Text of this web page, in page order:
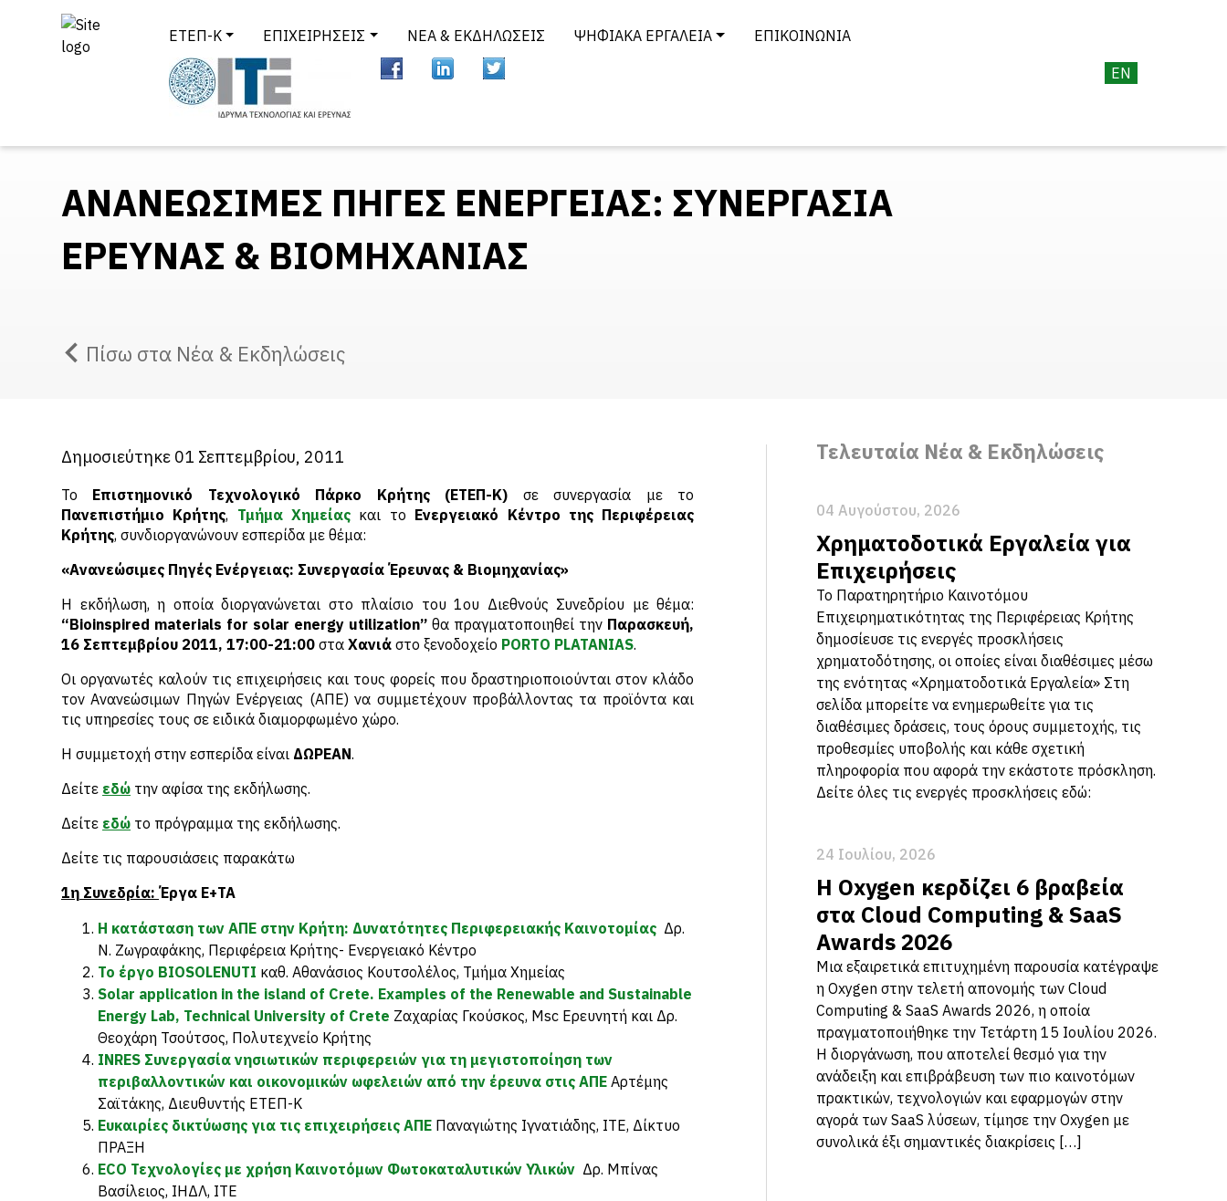
ΕΤΕΠ-Κ ΕΠΙΧΕΙΡΗΣΕΙΣ ΝΈΑ & ΕΚΔΗΛΏΣΕΙΣ ΨΗΦΙΑΚΆ ΕΡΓΑΛΕΊΑ ΕΠΙΚΟΙΝΩΝΊΑ
EN
ΑΝΑΝΕΩΣΙΜΕΣ ΠΗΓΕΣ ΕΝΕΡΓΕΙΑΣ: ΣΥΝΕΡΓΑΣΙΑ
ΕΡΕΥΝΑΣ & ΒΙΟΜΗΧΑΝΙΑΣ
Πίσω στα Νέα & Εκδηλώσεις
Δημοσιεύτηκε 01 Σεπτεμβρίου, 2011
Το Επιστημονικό Τεχνολογικό Πάρκο Κρήτης (ΕΤΕΠ-Κ) σε συνεργασία με το
Πανεπιστήμιο Κρήτης, Τμήμα Χημείας και το Ενεργειακό Κέντρο της Περιφέρειας
Κρήτης, συνδιοργανώνουν εσπερίδα με θέμα:
«Ανανεώσιμες Πηγές Ενέργειας: Συνεργασία Έρευνας & Βιομηχανίας»
Η εκδήλωση, η οποία διοργανώνεται στο πλαίσιο του 1ου Διεθνούς Συνεδρίου με θέμα:
“Bioinspired materials for solar energy utilization”θα πραγματοποιηθεί την Παρασκευή,
16 Σεπτεμβρίου 2011, 17:00-21:00 στα Χανιά στο ξενοδοχείο PORTO PLATANIAS.
Οι οργανωτές καλούν τις επιχειρήσεις και τους φορείς που δραστηριοποιούνται στον κλάδο
τον Ανανεώσιμων Πηγών Ενέργειας (AΠE) να συμμετέχουν προβάλλοντας τα προϊόντα και
τις υπηρεσίες τους σε ειδικά διαμορφωμένο χώρο.
Η συμμετοχή στην εσπερίδα είναι ΔΩΡΕΑΝ.
Δείτε εδώ την αφίσα της εκδήλωσης.
Δείτε εδώ το πρόγραμμα της εκδήλωσης.
Δείτε τις παρουσιάσεις παρακάτω
1η Συνεδρία: Έργα Ε+ΤΑ
Η κατάσταση των ΑΠΕ στην Κρήτη: Δυνατότητες Περιφερειακής Καινοτομίας Δρ.
Ν. Ζωγραφάκης, Περιφέρεια Κρήτης- Ενεργειακό Κέντρο
Το έργο BIOSOLENUTI καθ. Αθανάσιος Κουτσολέλος, Τμήμα Χημείας
Solar application in the island of Crete. Examples of the Renewable and Sustainable
Energy Lab, Technical University of Crete Ζαχαρίας Γκούσκος, Μsc Ερευνητή και Δρ.
Θεοχάρη Τσούτσος, Πολυτεχνείο Κρήτης
INRES Συνεργασία νησιωτικών περιφερειών για τη μεγιστοποίηση των
περιβαλλοντικών και οικονομικών ωφελειών από την έρευνα στις ΑΠΕ Αρτέμης
Σαϊτάκης, Διευθυντής ΕΤΕΠ-Κ
Ευκαιρίες δικτύωσης για τις επιχειρήσεις ΑΠΕ Παναγιώτης Ιγνατιάδης, ΙΤΕ, Δίκτυο
ΠΡΑΞΗ
ECO Τεχνολογίες με χρήση Καινοτόμων Φωτοκαταλυτικών Υλικών Δρ. Μπίνας
Βασίλειος, ΙΗΔΛ, ITE
Τελευταία Νέα & Εκδηλώσεις
04 Αυγούστου, 2026
Χρηματοδοτικά Εργαλεία για
Επιχειρήσεις
Το Παρατηρητήριο Καινοτόμου
Επιχειρηματικότητας της Περιφέρειας Κρήτης
δημοσίευσε τις ενεργές προσκλήσεις
χρηματοδότησης, οι οποίες είναι διαθέσιμες μέσω
της ενότητας «Χρηματοδοτικά Εργαλεία» Στη
σελίδα μπορείτε να ενημερωθείτε για τις
διαθέσιμες δράσεις, τους όρους συμμετοχής, τις
προθεσμίες υποβολής και κάθε σχετική
πληροφορία που αφορά την εκάστοτε πρόσκληση.
Δείτε όλες τις ενεργές προσκλήσεις εδώ:
24 Ιουλίου, 2026
Η Oxygen κερδίζει 6 βραβεία
στα Cloud Computing & SaaS
Awards 2026
Μια εξαιρετικά επιτυχημένη παρουσία κατέγραψε
η Oxygen στην τελετή απονομής των Cloud
Computing & SaaS Awards 2026, η οποία
πραγματοποιήθηκε την Τετάρτη 15 Ιουλίου 2026.
Η διοργάνωση, που αποτελεί θεσμό για την
ανάδειξη και επιβράβευση των πιο καινοτόμων
πρακτικών, τεχνολογιών και εφαρμογών στην
αγορά των SaaS λύσεων, τίμησε την Oxygen με
συνολικά έξι σημαντικές διακρίσεις […]